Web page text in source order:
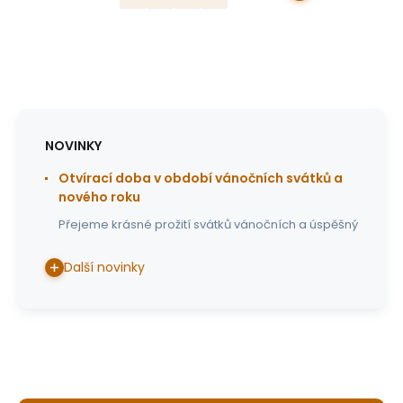
NOVINKY
Otvírací doba v období vánočních svátků a
nového roku
Přejeme krásné prožití svátků vánočních a úspěšný
Další novinky